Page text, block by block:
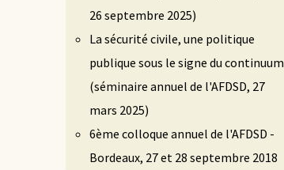
26 septembre 2025)
La sécurité civile, une politique
publique sous le signe du continuum
(séminaire annuel de l'AFDSD, 27
mars 2025)
6ème colloque annuel de l'AFDSD -
Bordeaux, 27 et 28 septembre 2018